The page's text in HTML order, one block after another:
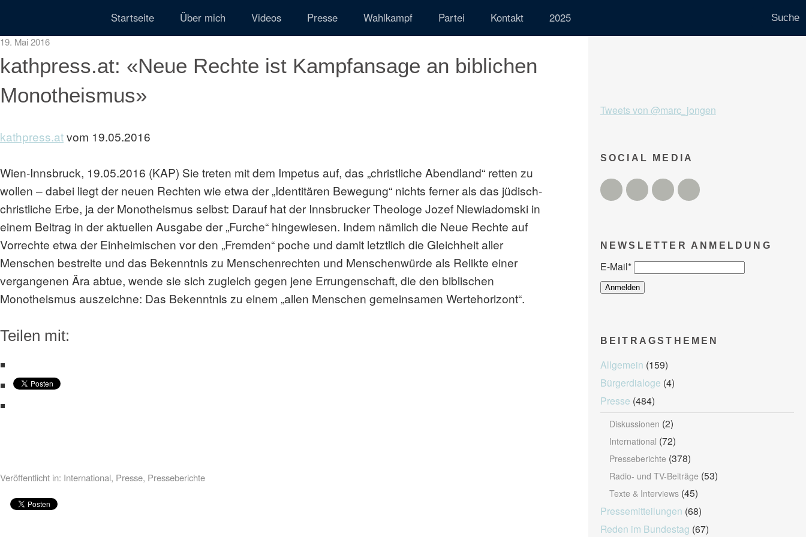
Startseite Über mich Videos Presse Wahlkampf Partei Kontakt 2025
19. Mai 2016
kathpress.at: «Neue Rechte ist Kampfansage an biblichen
Monotheismus»
kathpress.atvom 19.05.2016
Wien-Innsbruck, 19.05.2016 (KAP) Sie treten mit dem Impetus auf, das „christliche Abendland“ retten zu
wollen – dabei liegt der neuen Rechten wie etwa der „Identitären Bewegung“ nichts ferner als das jüdisch-
christliche Erbe, ja der Monotheismus selbst: Darauf hat der Innsbrucker Theologe Jozef Niewiadomski in
einem Beitrag in der aktuellen Ausgabe der „Furche“ hingewiesen. Indem nämlich die Neue Rechte auf
Vorrechte etwa der Einheimischen vor den „Fremden“ poche und damit letztlich die Gleichheit aller
Menschen bestreite und das Bekenntnis zu Menschenrechten und Menschenwürde als Relikte einer
vergangenen Ära abtue, wende sie sich zugleich gegen jene Errungenschaft, die den biblischen
Monotheismus auszeichne: Das Bekenntnis zu einem „allen Menschen gemeinsamen Wertehorizont“.
Teilen mit:
Veröffentlicht in: International, Presse, Presseberichte
Tweets von @marc_jongen
SOCIAL MEDIA
TwitterFacebookInstagramYouTube
NEWSLETTER ANMELDUNG
E-Mail*
BEITRAGSTHEMEN
Allgemein (159)
Bürgerdialoge (4)
Presse (484)
Diskussionen (2)
International (72)
Presseberichte (378)
Radio- und TV-Beiträge (53)
Texte & Interviews(45)
Pressemitteilungen (68)
Reden im Bundestag (67)